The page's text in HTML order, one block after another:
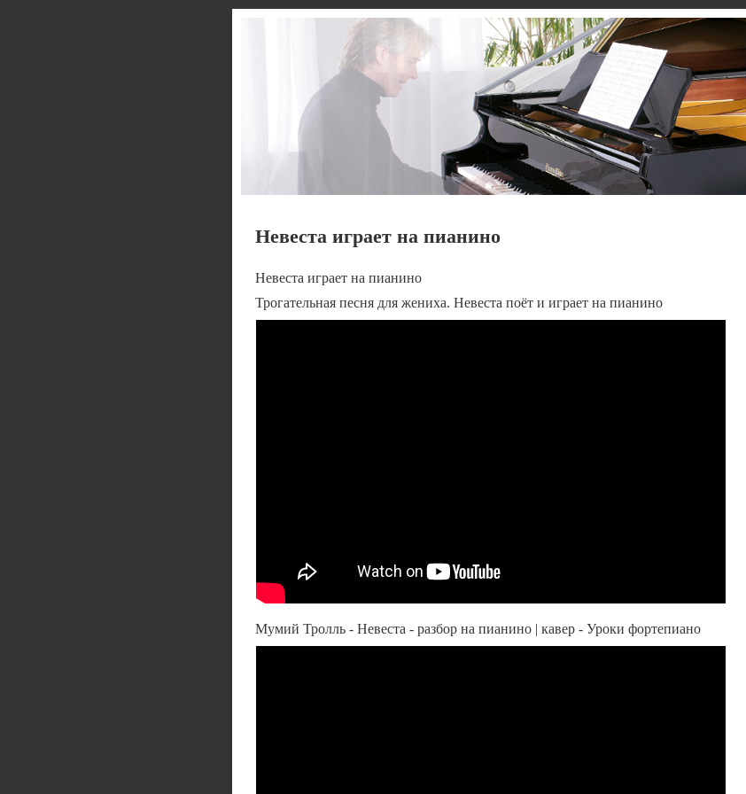
Невеста играет на пианино
Невеста играет на пианино
Трогательная песня для жениха. Невеста поёт и играет на пианино
Мумий Тролль - Невеста - разбор на пианино | кавер - Уроки фортепиано